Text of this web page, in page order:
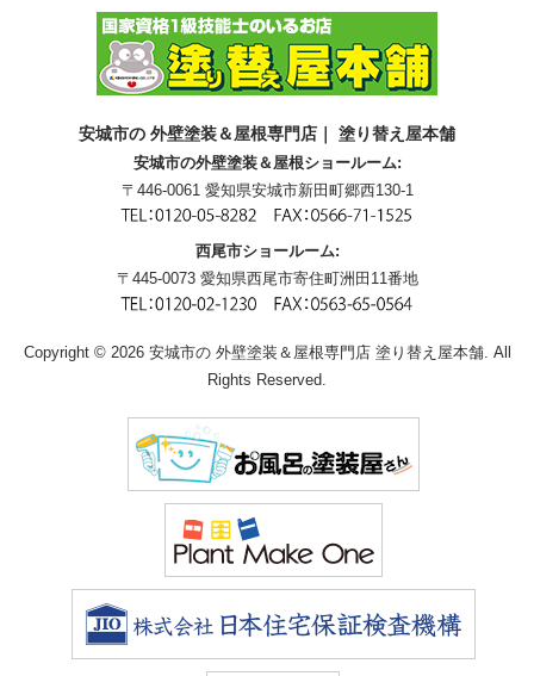
安城市の 外壁塗装＆屋根専門店｜ 塗り替え屋本舗
安城市の外壁塗装＆屋根ショールーム:
〒446-0061 愛知県安城市新田町郷西130-1
西尾市ショールーム:
〒445-0073 愛知県西尾市寄住町洲田11番地
Copyright © 2026 安城市の 外壁塗装＆屋根専門店 塗り替え屋本舗. All
Rights Reserved.